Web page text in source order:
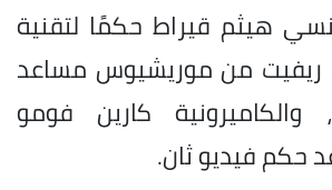
هيثم قيراط حكمًا لتقنية
ريفيت من موريشيوس مساعد
كارين فومو
حكم فيديو ثان.